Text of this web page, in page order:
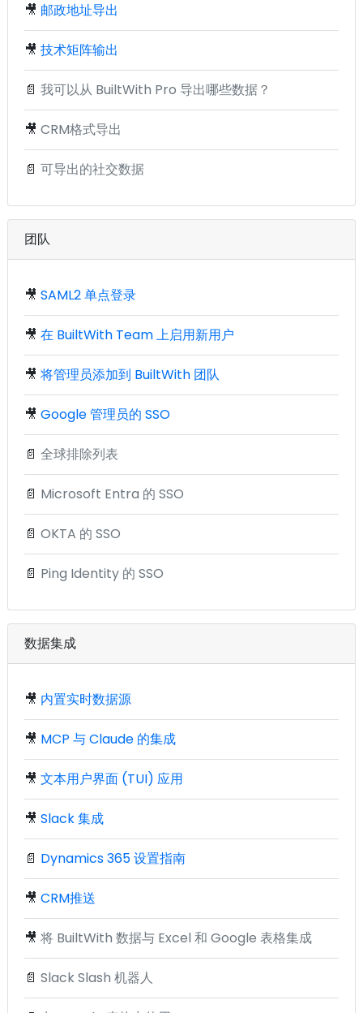
🎥 邮政地址导出
🎥 技术矩阵输出
📄 我可以从 BuiltWith Pro 导出哪些数据？
🎥 CRM格式导出
📄 可导出的社交数据
团队
🎥 SAML2 单点登录
🎥 在 BuiltWith Team 上启用新用户
🎥 将管理员添加到 BuiltWith 团队
🎥 Google 管理员的 SSO
📄 全球排除列表
📄 Microsoft Entra 的 SSO
📄 OKTA 的 SSO
📄 Ping Identity 的 SSO
数据集成
🎥 内置实时数据源
🎥 MCP 与 Claude 的集成
🎥 文本用户界面 (TUI) 应用
🎥 Slack 集成
📄 Dynamics 365 设置指南
🎥 CRM推送
🎥 将 BuiltWith 数据与 Excel 和 Google 表格集成
📄 Slack Slash 机器人